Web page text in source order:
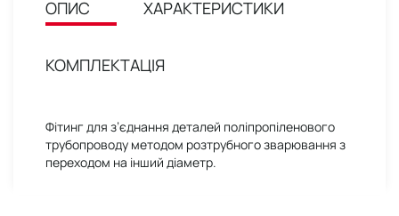
ОПИС ХАРАКТЕРИСТИКИ
КОМПЛЕКТАЦІЯ
Фітинг для з’єднання деталей поліпропіленового
трубопроводу методом розтрубного зварювання з
переходом на інший діаметр.